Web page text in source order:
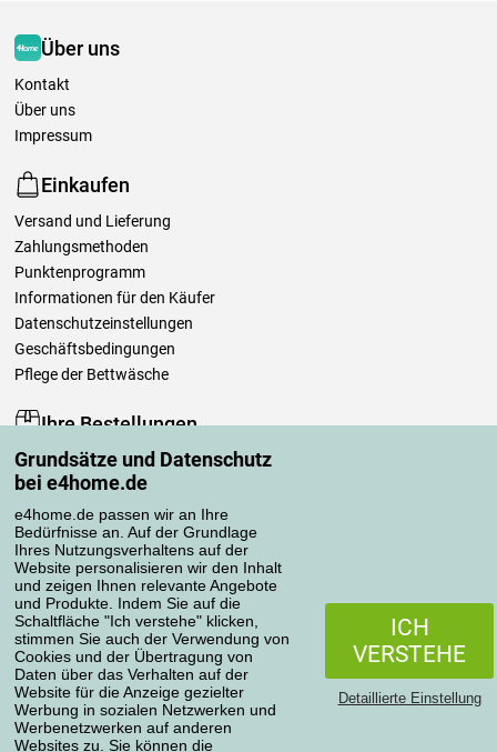
Grundsätze und Datenschutz
bei e4home.de
e4home.de passen wir an Ihre
Bedürfnisse an. Auf der Grundlage
Ihres Nutzungsverhaltens auf der
Website personalisieren wir den Inhalt
und zeigen Ihnen relevante Angebote
und Produkte. Indem Sie auf die
Schaltfläche "Ich verstehe" klicken,
stimmen Sie auch der Verwendung von
Cookies und der Übertragung von
Daten über das Verhalten auf der
Website für die Anzeige gezielter
Werbung in sozialen Netzwerken und
Werbenetzwerken auf anderen
Websites zu. Sie können die
ICH
VERSTEHE
Detaillierte Einstellung
Über uns
Kontakt
Über uns
Impressum
Einkaufen
Versand und Lieferung
Zahlungsmethoden
Punktenprogramm
Informationen für den Käufer
Datenschutzeinstellungen
Geschäftsbedingungen
Pflege der Bettwäsche
Ihre Bestellungen
Mein Konto
Bestellübersicht
Reklamationen
Widerrufsbelehrung
Einfach mehr wissen
Richtlinien zur Verarbeitung von Bewertungen
Transportarten
Zahlungsmethoden